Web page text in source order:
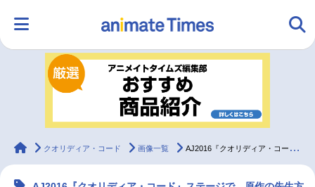
ランキング アニメ
ラジオ みんなの声
animateTimes
クオリディア・コード 画像一覧 AJ2016『クオリディア・コード』ステージレポート！